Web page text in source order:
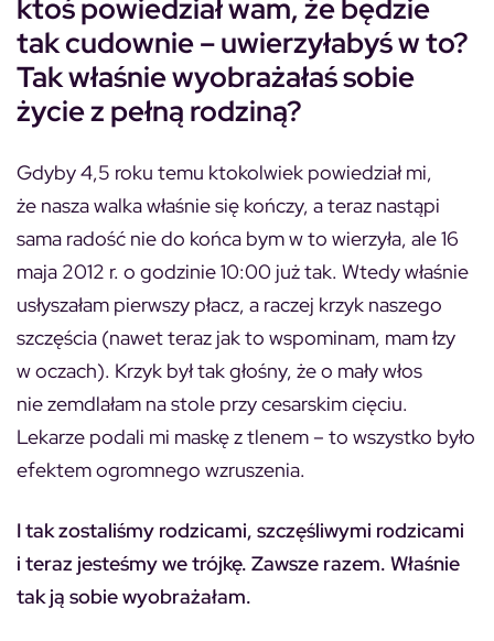
ktoś powiedział wam, że będzie
tak cudownie – uwierzyłabyś w to?
Tak właśnie wyobrażałaś sobie
życie z pełną rodziną?
Gdyby 4,5 roku temu ktokolwiek powiedział mi,
że nasza walka właśnie się kończy, a teraz nastąpi
sama radość nie do końca bym w to wierzyła, ale 16
maja 2012 r. o godzinie 10:00 już tak. Wtedy właśnie
usłyszałam pierwszy płacz, a raczej krzyk naszego
szczęścia (nawet teraz jak to wspominam, mam łzy
w oczach). Krzyk był tak głośny, że o mały włos
nie zemdlałam na stole przy cesarskim cięciu.
Lekarze podali mi maskę z tlenem – to wszystko było
efektem ogromnego wzruszenia.
I tak zostaliśmy rodzicami, szczęśliwymi rodzicami
i teraz jesteśmy we trójkę. Zawsze razem. Właśnie
tak ją sobie wyobrażałam.